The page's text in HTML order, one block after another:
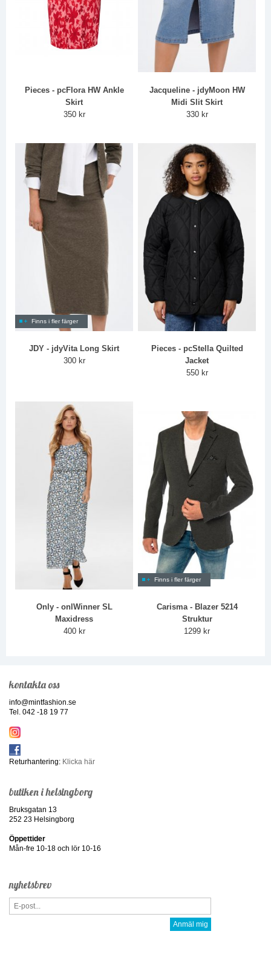
Pieces - pcFlora HW Ankle
Skirt
350 kr
Jacqueline - jdyMoon HW
Midi Slit Skirt
330 kr
Finns i fler färger
JDY - jdyVita Long Skirt
300 kr
Pieces - pcStella Quilted
Jacket
550 kr
Only - onlWinner SL
Maxidress
400 kr
Finns i fler färger
Carisma - Blazer 5214
Struktur
1299 kr
kontakta oss
info@mintfashion.se
Tel. 042 -18 19 77
Returhantering: Klicka här
butiken i helsingborg
Bruksgatan 13
252 23 Helsingborg
Öppettider
Mån-fre 10-18 och lör 10-16
nyhetsbrev
Anmäl mig